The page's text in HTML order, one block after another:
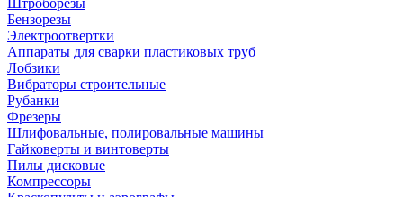
Штроборезы
Бензорезы
Электроотвертки
Аппараты для сварки пластиковых труб
Лобзики
Вибраторы строительные
Рубанки
Фрезеры
Шлифовальные, полировальные машины
Гайковерты и винтоверты
Пилы дисковые
Компрессоры